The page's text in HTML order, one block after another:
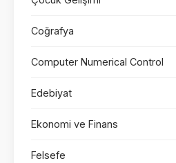
Coğrafya
Computer Numerical Control
Edebiyat
Ekonomi ve Finans
Felsefe